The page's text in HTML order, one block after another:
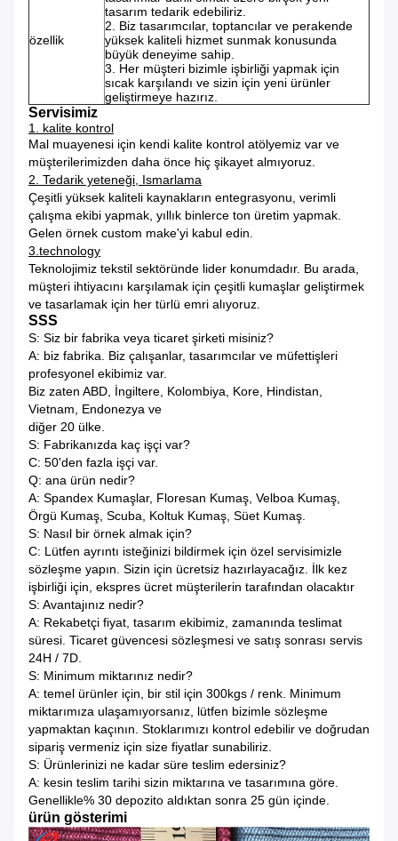
özellik
tasarım tedarik edebiliriz.
2. Biz tasarımcılar, toptancılar ve perakende
yüksek kaliteli hizmet sunmak konusunda
büyük deneyime sahip.
3. Her müşteri bizimle işbirliği yapmak için
sıcak karşılandı ve sizin için yeni ürünler
geliştirmeye hazırız.
Servisimiz
1. kalite kontrol
Mal muayenesi için kendi kalite kontrol atölyemiz var ve
müşterilerimizden daha önce hiç şikayet almıyoruz.
2. Tedarik yeteneği, Ismarlama
Çeşitli yüksek kaliteli kaynakların entegrasyonu, verimli
çalışma ekibi yapmak, yıllık binlerce ton üretim yapmak.
Gelen örnek custom make'yi kabul edin.
3.technology
Teknolojimiz tekstil sektöründe lider konumdadır. Bu arada,
müşteri ihtiyacını karşılamak için çeşitli kumaşlar geliştirmek
ve tasarlamak için her türlü emri alıyoruz.
SSS
S: Siz bir fabrika veya ticaret şirketi misiniz?
A: biz fabrika. Biz çalışanlar, tasarımcılar ve müfettişleri
profesyonel ekibimiz var.
Biz zaten ABD, İngiltere, Kolombiya, Kore, Hindistan,
Vietnam, Endonezya ve
diğer 20 ülke.
S: Fabrikanızda kaç işçi var?
C: 50'den fazla işçi var.
Q: ana ürün nedir?
A: Spandex Kumaşlar, Floresan Kumaş, Velboa Kumaş,
Örgü Kumaş, Scuba, Koltuk Kumaş, Süet Kumaş.
S: Nasıl bir örnek almak için?
C: Lütfen ayrıntı isteğinizi bildirmek için özel servisimizle
sözleşme yapın. Sizin için ücretsiz hazırlayacağız. İlk kez
işbirliği için, ekspres ücret müşterilerin tarafından olacaktır
S: Avantajınız nedir?
A: Rekabetçi fiyat, tasarım ekibimiz, zamanında teslimat
süresi. Ticaret güvencesi sözleşmesi ve satış sonrası servis
24H / 7D.
S: Minimum miktarınız nedir?
A: temel ürünler için, bir stil için 300kgs / renk. Minimum
miktarımıza ulaşamıyorsanız, lütfen bizimle sözleşme
yapmaktan kaçının. Stoklarımızı kontrol edebilir ve doğrudan
sipariş vermeniz için size fiyatlar sunabiliriz.
S: Ürünlerinizi ne kadar süre teslim edersiniz?
A: kesin teslim tarihi sizin miktarına ve tasarımına göre.
Genellikle% 30 depozito aldıktan sonra 25 gün içinde.
ürün gösterimi